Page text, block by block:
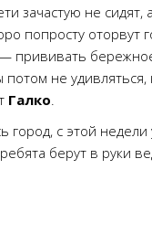
зачастую не
попросту
— прививать
не удивляться,
Галко.
с этой недели
берут в руки